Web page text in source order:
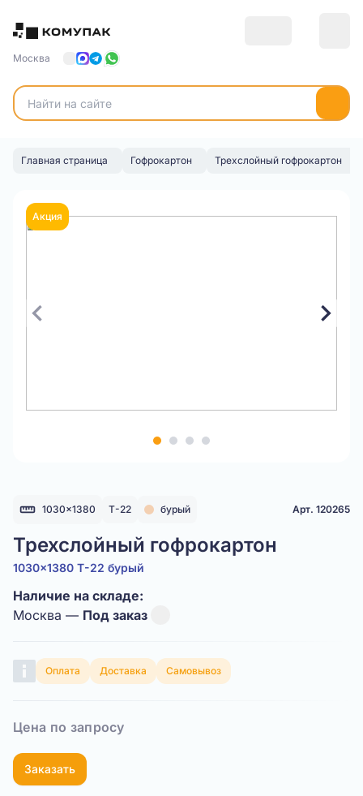
Москва
Главная страница Гофрокартон Трехслойный гофрокартон
Акция
1030x1380 Т-22 бурый Арт. 120265
Трехслойный гофрокартон
1030x1380 Т-22 бурый
Наличие на складе:
Москва — Под заказ
Оплата Доставка Самовывоз
Цена по запросу
Заказать